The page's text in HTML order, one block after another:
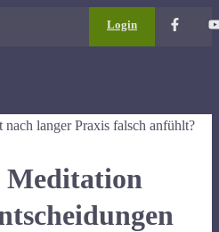
Login
Meditation